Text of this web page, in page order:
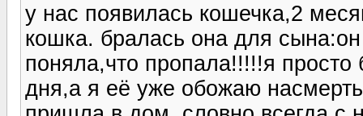
у нас появилась кошечка,2
кошка. бралась она для
поняла,что пропалa!!!!!я просто
дня,а я её уже обожаю